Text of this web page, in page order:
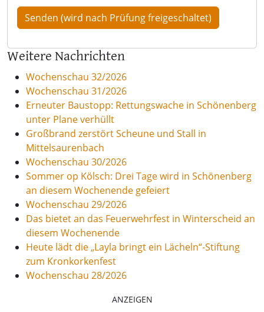
Weitere Nachrichten
Wochenschau 32/2026
Wochenschau 31/2026
Erneuter Baustopp: Rettungswache in Schönenberg
unter Plane verhüllt
Großbrand zerstört Scheune und Stall in
Mittelsaurenbach
Wochenschau 30/2026
Sommer op Kölsch: Drei Tage wird in Schönenberg
an diesem Wochenende gefeiert
Wochenschau 29/2026
Das bietet an das Feuerwehrfest in Winterscheid an
diesem Wochenende
Heute lädt die „Layla bringt ein Lächeln“-Stiftung
zum Kronkorkenfest
Wochenschau 28/2026
ANZEIGEN